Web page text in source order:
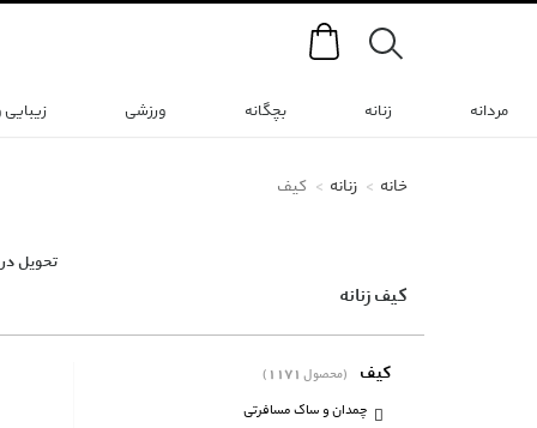
Search
مردانه زنانه بچگانه ورزشی
تحویل در
خانه زنانه کیف
کیف زنانه
(1171 محصول) کیف
چمدان و ساک مسافرتی